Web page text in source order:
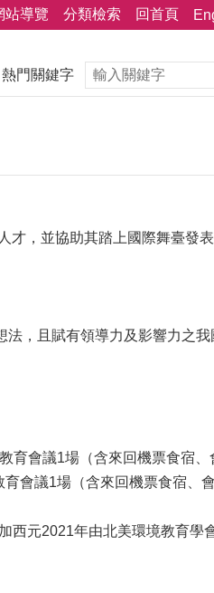
站導覽 分類檢索 回首頁
熱門關鍵字
才，並協助其踏上國際舞臺發
，且賦有領導力及影響力之
會議1場（含來回機票食宿、
會議1場（含來回機票食宿、會
西元2021年由北美環境教育學